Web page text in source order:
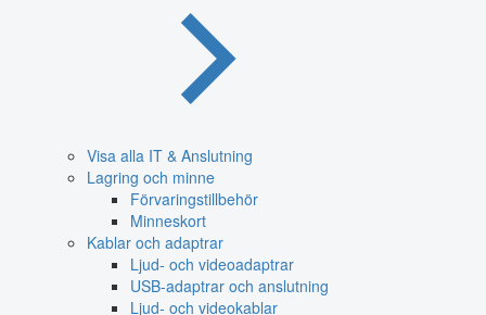
Visa alla IT & Anslutning
Lagring och minne
Förvaringstillbehör
Minneskort
Kablar och adaptrar
Ljud- och videoadaptrar
USB-adaptrar och anslutning
Ljud- och videokablar